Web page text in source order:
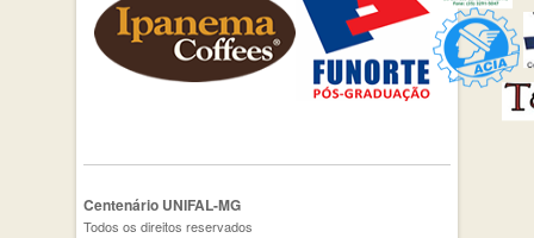
Centenário UNIFAL-MG
Todos os direitos reservados